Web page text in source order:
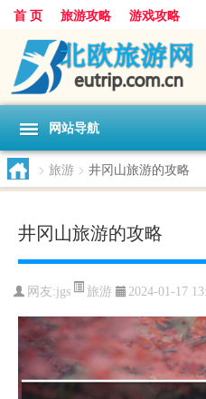
首 页 旅游攻略 游戏攻略
网站导航
> 旅游 > 井冈山旅游的攻略
井冈山旅游的攻略
网友:jgs 旅游 2024-01-17